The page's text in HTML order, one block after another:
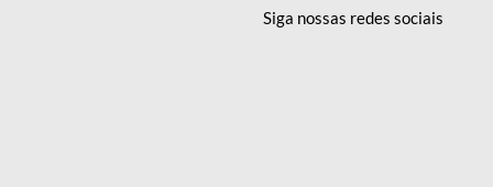
Siga nossas redessociais